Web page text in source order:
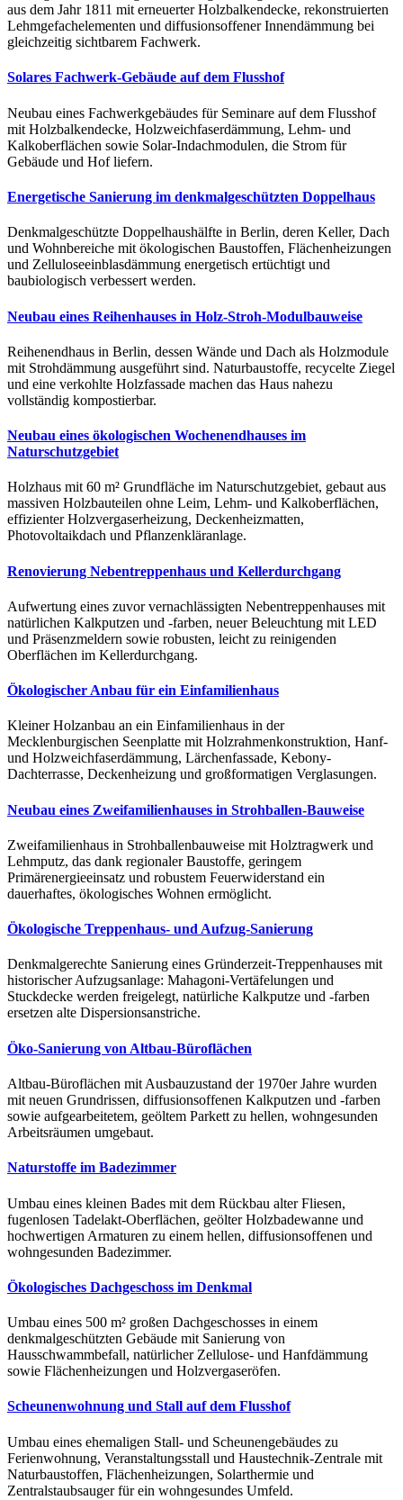
aus dem Jahr 1811 mit erneuerter Holzbalkendecke, rekonstruierten
Lehmgefachelementen und diffusionsoffener Innendämmung bei
gleichzeitig sichtbarem Fachwerk.
Solares Fachwerk-Gebäude auf dem Flusshof
Neubau eines Fachwerkgebäudes für Seminare auf dem Flusshof
mit Holzbalkendecke, Holzweichfaserdämmung, Lehm- und
Kalkoberflächen sowie Solar-Indachmodulen, die Strom für
Gebäude und Hof liefern.
Energetische Sanierung im denkmalgeschützten Doppelhaus
Denkmalgeschützte Doppelhaushälfte in Berlin, deren Keller, Dach
und Wohnbereiche mit ökologischen Baustoffen, Flächenheizungen
und Zelluloseeinblasdämmung energetisch ertüchtigt und
baubiologisch verbessert werden.
Neubau eines Reihenhauses in Holz-Stroh-Modulbauweise
Reihenendhaus in Berlin, dessen Wände und Dach als Holzmodule
mit Strohdämmung ausgeführt sind. Naturbaustoffe, recycelte Ziegel
und eine verkohlte Holzfassade machen das Haus nahezu
vollständig kompostierbar.
Neubau eines ökologischen Wochenendhauses im
Naturschutzgebiet
Holzhaus mit 60 m² Grundfläche im Naturschutzgebiet, gebaut aus
massiven Holzbauteilen ohne Leim, Lehm- und Kalkoberflächen,
effizienter Holzvergaserheizung, Deckenheizmatten,
Photovoltaikdach und Pflanzenkläranlage.
Renovierung Nebentreppenhaus und Kellerdurchgang
Aufwertung eines zuvor vernachlässigten Nebentreppenhauses mit
natürlichen Kalkputzen und -farben, neuer Beleuchtung mit LED
und Präsenzmeldern sowie robusten, leicht zu reinigenden
Oberflächen im Kellerdurchgang.
Ökologischer Anbau für ein Einfamilienhaus
Kleiner Holzanbau an ein Einfamilienhaus in der
Mecklenburgischen Seenplatte mit Holzrahmenkonstruktion, Hanf-
und Holzweichfaserdämmung, Lärchenfassade, Kebony-
Dachterrasse, Deckenheizung und großformatigen Verglasungen.
Neubau eines Zweifamilienhauses in Strohballen-Bauweise
Zweifamilienhaus in Strohballenbauweise mit Holztragwerk und
Lehmputz, das dank regionaler Baustoffe, geringem
Primärenergieeinsatz und robustem Feuerwiderstand ein
dauerhaftes, ökologisches Wohnen ermöglicht.
Ökologische Treppenhaus- und Aufzug-Sanierung
Denkmalgerechte Sanierung eines Gründerzeit-Treppenhauses mit
historischer Aufzugsanlage: Mahagoni-Vertäfelungen und
Stuckdecke werden freigelegt, natürliche Kalkputze und -farben
ersetzen alte Dispersionsanstriche.
Öko-Sanierung von Altbau-Büroflächen
Altbau-Büroflächen mit Ausbauzustand der 1970er Jahre wurden
mit neuen Grundrissen, diffusionsoffenen Kalkputzen und -farben
sowie aufgearbeitetem, geöltem Parkett zu hellen, wohngesunden
Arbeitsräumen umgebaut.
Naturstoffe im Badezimmer
Umbau eines kleinen Bades mit dem Rückbau alter Fliesen,
fugenlosen Tadelakt-Oberflächen, geölter Holzbadewanne und
hochwertigen Armaturen zu einem hellen, diffusionsoffenen und
wohngesunden Badezimmer.
Ökologisches Dachgeschoss im Denkmal
Umbau eines 500 m² großen Dachgeschosses in einem
denkmalgeschützten Gebäude mit Sanierung von
Hausschwammbefall, natürlicher Zellulose- und Hanfdämmung
sowie Flächenheizungen und Holzvergaseröfen.
Scheunenwohnung und Stall auf dem Flusshof
Umbau eines ehemaligen Stall- und Scheunengebäudes zu
Ferienwohnung, Veranstaltungsstall und Haustechnik-Zentrale mit
Naturbaustoffen, Flächenheizungen, Solarthermie und
Zentralstaubsauger für ein wohngesundes Umfeld.